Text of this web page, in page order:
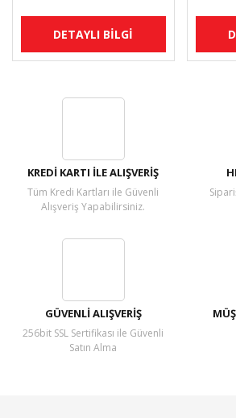
DETAYLI BİLGİ
KREDİ KARTI İLE ALIŞVERİŞ
Tüm Kredi Kartları ile Güvenli
Alışveriş Yapabilirsiniz.
GÜVENLİ ALIŞVERİŞ
256bit SSL Sertifikası ile Güvenli
Satın Alma